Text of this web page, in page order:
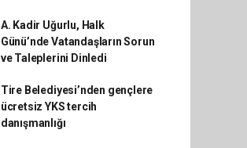
A. Kadir Uğurlu, Halk
Günü’nde Vatandaşların Sorun
ve Taleplerini Dinledi
Tire Belediyesi’nden gençlere
ücretsiz YKS tercih
danışmanlığı